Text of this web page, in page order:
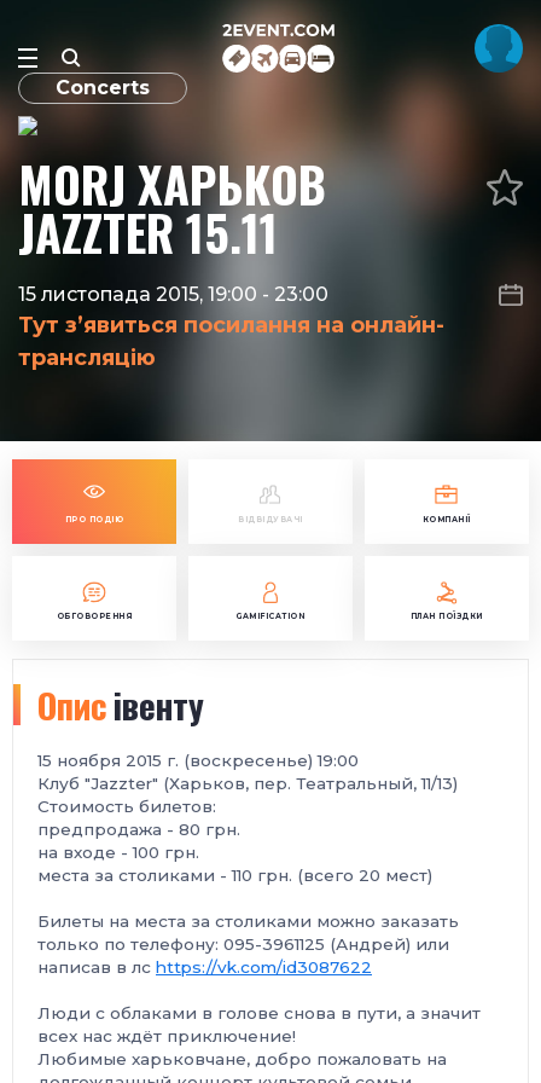
Concerts
MORJ ХАРЬКОВ
JAZZTER 15.11
15 листопада 2015, 19:00 - 23:00
Тут з’явиться посилання на онлайн-
трансляцію
ПРО ПОДІЮ ВІДВІДУВАЧІ КОМПАНІЇ
ОБГОВОРЕННЯ GAMIFICATION ПЛАН ПОЇЗДКИ
Описівенту
15 ноября 2015 г. (воскресенье) 19:00
Клуб "Jazzter" (Харьков, пер. Театральный, 11/13)
Стоимость билетов:
предпродажа - 80 грн.
на входе - 100 грн.
места за столиками - 110 грн. (всего 20 мест)
Билеты на места за столиками можно заказать
только по телефону: 095-3961125 (Андрей) или
написав в лс https://vk.com/id3087622
Люди с облаками в голове снова в пути, а значит
всех нас ждёт приключение!
Любимые харьковчане, добро пожаловать на